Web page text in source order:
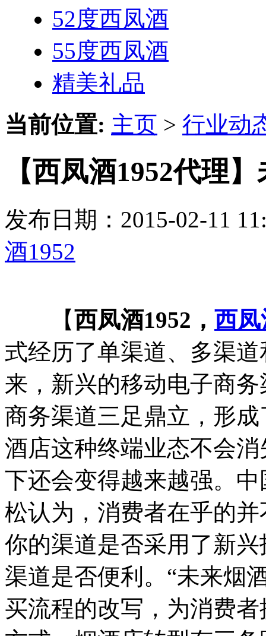
52度西凤酒
55度西凤酒
精美礼品
当前位置: 主页 > 行业动
【西凤酒1952代理
发布日期：2015-02-11
酒1952
【西凤酒1952， 西
式经历了单渠道、多渠
来，新兴的移动电子商
商务渠道三足鼎立，形
酒店这种终端业态不会
下还会变得越来越强。
松认为，消费者在乎的
你的渠道是否采用了新
渠道是否便利。“未来烟
买流程的改写，为消费